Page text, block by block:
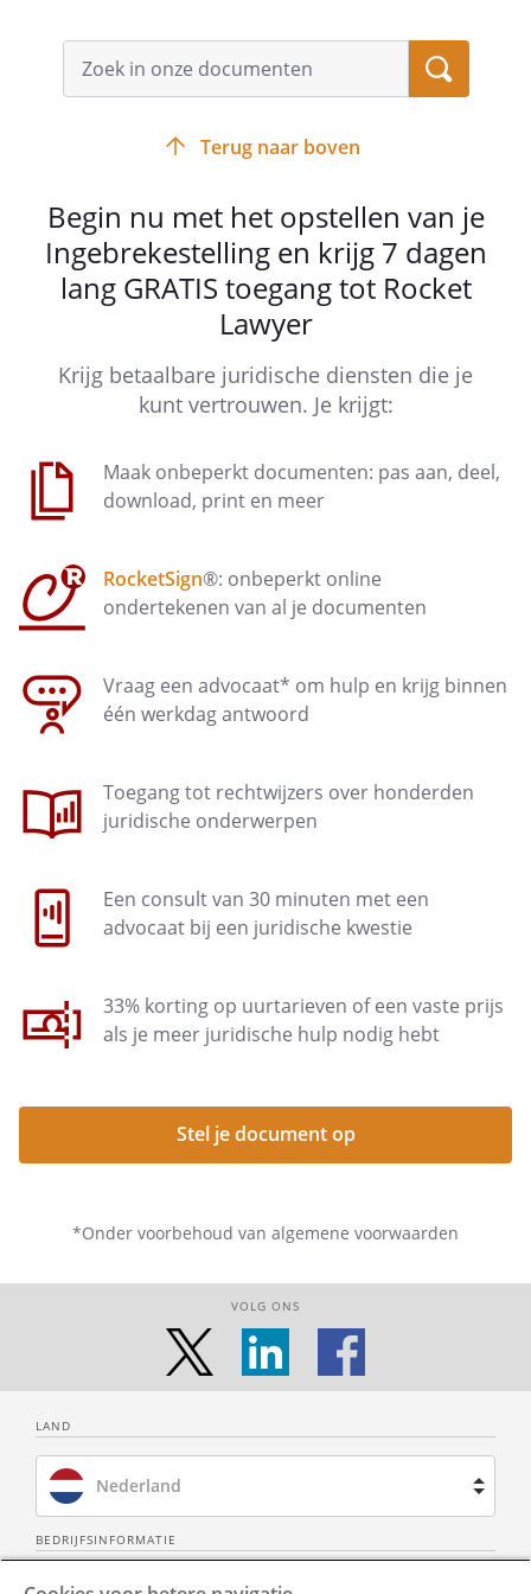
Terug naar boven
Begin nu met het opstellen van je
Ingebrekestelling en krijg 7 dagen
lang GRATIS toegang tot Rocket
Lawyer
Krijg betaalbare juridische diensten die je
kunt vertrouwen. Je krijgt:
Maak onbeperkt documenten: pas aan, deel,
download, print en meer
RocketSign®: onbeperkt online
ondertekenen van al je documenten
Vraag een advocaat* om hulp en krijg binnen
één werkdag antwoord
Toegang tot rechtwijzers over honderden
juridische onderwerpen
Een consult van 30 minuten met een
advocaat bij een juridische kwestie
33% korting op uurtarieven of een vaste prijs
als je meer juridische hulp nodig hebt
Stel je document op
*Onder voorbehoud van algemene voorwaarden
VOLG ONS
LAND
Nederland
Brazilië
BEDRIJFSINFORMATIE
Over ons Neem contact op